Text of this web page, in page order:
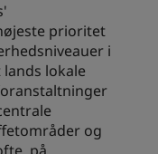
prioritet
i
lokale
og